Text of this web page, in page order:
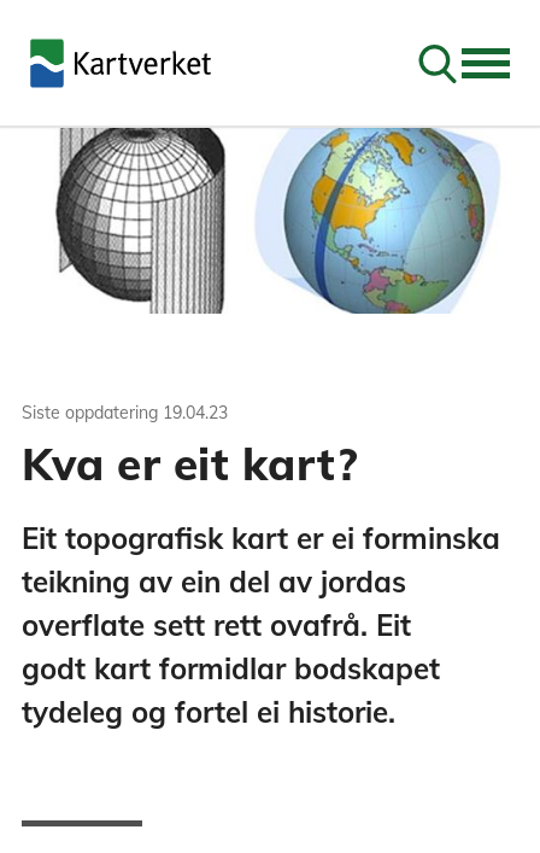
Søk
Siste oppdatering 19.04.23
Kva er eit kart?
Eit topografisk kart er ei forminska
teikning av ein del av jordas
overflate sett rett ovafrå. Eit
godt kart formidlar bodskapet
tydeleg og fortel ei historie.